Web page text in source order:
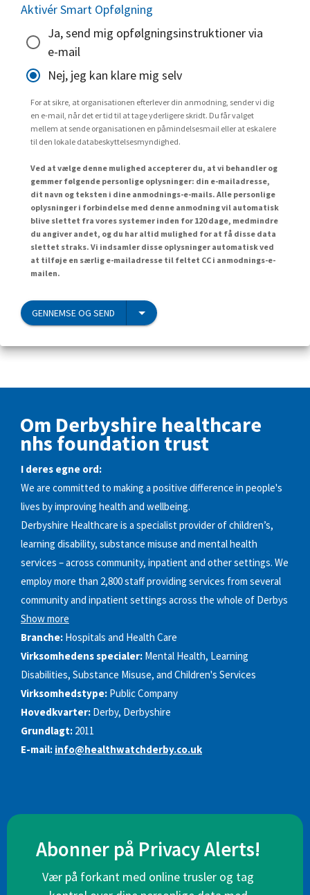
Aktivér Smart Opfølgning
Ja, send mig opfølgningsinstruktioner via
e-mail
Nej, jeg kan klare mig selv
For at sikre, at organisationen efterlever din anmodning, sender vi dig
en e-mail, når det er tid til at tage yderligere skridt. Du får valget
mellem at sende organisationen en påmindelsesmail eller at eskalere
til den lokale databeskyttelsesmyndighed.
Ved at vælge denne mulighed accepterer du, at vi behandler og
gemmer følgende personlige oplysninger: din e-mailadresse,
dit navn og teksten i dine anmodnings-e-mails. Alle personlige
oplysninger i forbindelse med denne anmodning vil automatisk
blive slettet fra vores systemer inden for 120 dage, medmindre
du angiver andet, og du har altid mulighed for at få disse data
slettet straks. Vi indsamler disse oplysninger automatisk ved
at tilføje en særlig e-mailadresse til feltet CC i anmodnings-e-
mailen.
GENNEMSE OG SEND
Om Derbyshire healthcare
nhs foundation trust
I deres egne ord:
We are committed to making a positive difference in people's
lives by improving health and wellbeing.
Derbyshire Healthcare is a specialist provider of children’s,
learning disability, substance misuse and mental health
services – across community, inpatient and other settings. We
employ more than 2,800 staff providing services from several
community and inpatient settings across the whole of Derbys
Show more
Branche: Hospitals and Health Care
Virksomhedens specialer: Mental Health, Learning
Disabilities, Substance Misuse, and Children's Services
Virksomhedstype: Public Company
Hovedkvarter: Derby, Derbyshire
Grundlagt: 2011
E-mail: info@healthwatchderby.co.uk
Abonner på Privacy Alerts!
Vær på forkant med online trusler og tag